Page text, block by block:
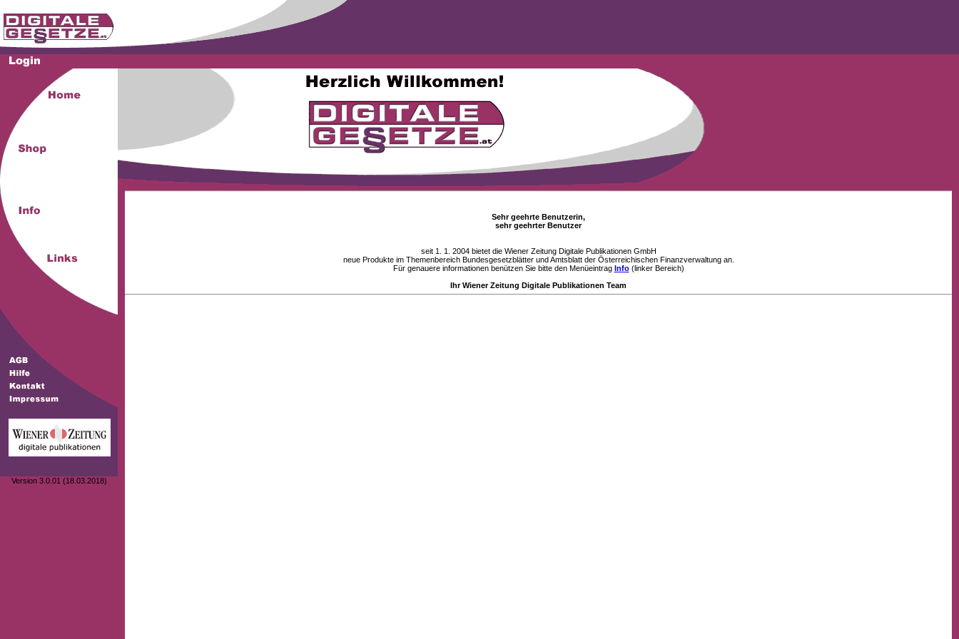
Version 3.0.01 (18.03.2018)
Sehr geehrte Benutzerin,
sehr geehrter Benutzer
seit 1. 1. 2004 bietet die Wiener Zeitung Digitale Publikationen GmbH
neue Produkte im Themenbereich Bundesgesetzblätter und Amtsblatt der Österreichischen Finanzverwaltung an.
Für genauere informationen benützen Sie bitte den Menüeintrag Info(linker Bereich)
Ihr Wiener Zeitung Digitale Publikationen Team